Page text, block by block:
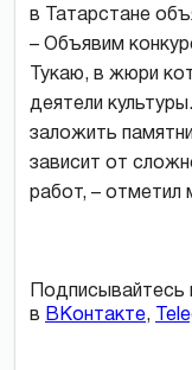
в Татарстане
– Объявим
Тукаю, в жюри
деятели
заложить
зависит от
работ, – отметил
в ВКонтакте,